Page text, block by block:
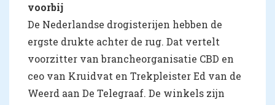
voorbij
De Nederlandse drogisterijen hebben de
ergste drukte achter de rug. Dat vertelt
voorzitter van brancheorganisatie CBD en
ceo van Kruidvat en Trekpleister Ed van de
Weerd aan De Telegraaf. De winkels zijn